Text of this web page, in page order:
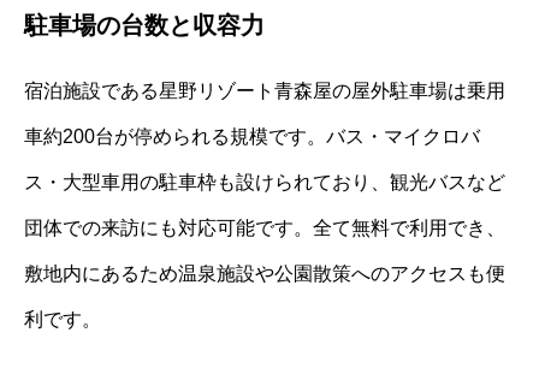
駐車場の台数と収容力
宿泊施設である星野リゾート青森屋の屋外駐車場は乗用
車約200台が停められる規模です。バス・マイクロバ
ス・大型車用の駐車枠も設けられており、観光バスなど
団体での来訪にも対応可能です。全て無料で利用でき、
敷地内にあるため温泉施設や公園散策へのアクセスも便
利です。